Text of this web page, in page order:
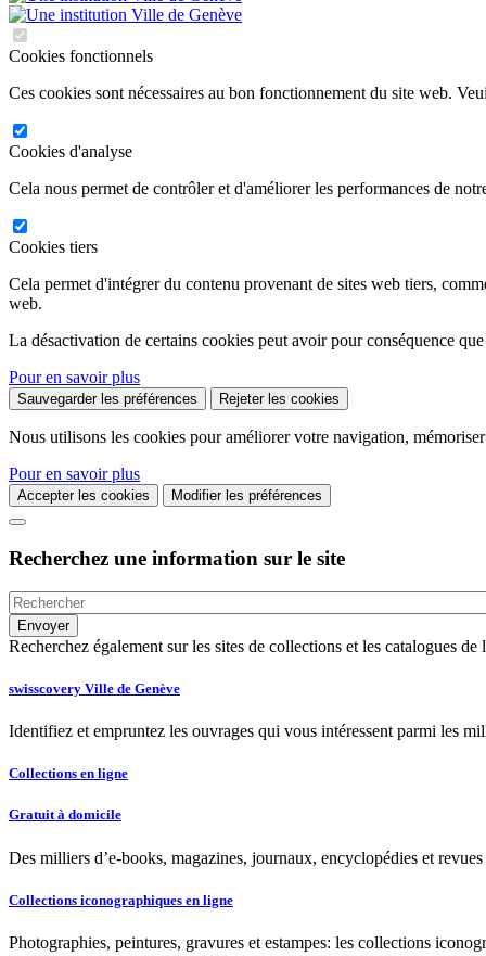
Cookies fonctionnels
Ces cookies sont nécessaires au bon fonctionnement du site web.
Cookies d'analyse
Cela nous permet de contrôler et d'améliorer les performances de
Cookies tiers
Cela permet d'intégrer du contenu provenant de sites web tiers,
web.
La désactivation de certains cookies peut avoir pour conséquence
Pour en savoir plus
Sauvegarder les préférences Rejeter les cookies
Nous utilisons les cookies pour améliorer votre navigation,
Pour en savoir plus
Accepter les cookies Modifier les préférences
Recherchez une information sur le site
Recherchez également sur les sites de collections et les catalogues
swisscovery Ville de Genève
Identifiez et empruntez les ouvrages qui vous intéressent parmi les
Collections en ligne
Gratuit à domicile
Des milliers d’e-books, magazines, journaux, encyclopédies et
Collections iconographiques en ligne
Photographies, peintures, gravures et estampes: les collections